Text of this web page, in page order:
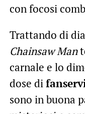
con focosi
Trattando di
Chainsaw Man
carnale e lo
dose di
sono in buona